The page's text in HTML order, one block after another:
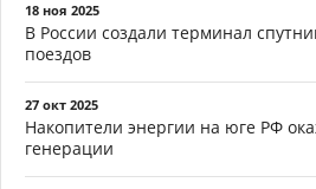
18 ноя 2025
В России создали терминал
поездов
27 окт 2025
Накопители энергии на юге РФ
генерации